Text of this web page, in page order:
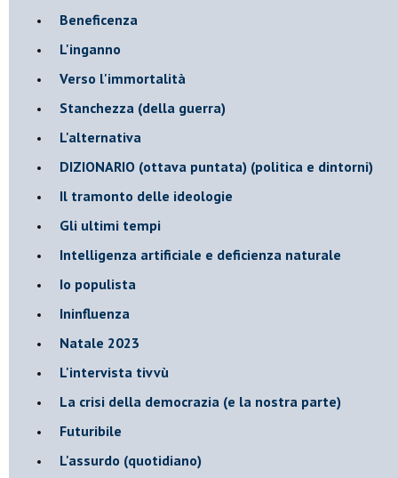
Beneficenza
L'inganno
Verso l'immortalità
Stanchezza (della guerra)
L'alternativa
​DIZIONARIO (ottava puntata) (politica e dintorni)
Il tramonto delle ideologie
Gli ultimi tempi
Intelligenza artificiale e deficienza naturale
Io populista
Ininfluenza
Natale 2023
L'intervista tivvù
La crisi della democrazia (e la nostra parte)
Futuribile
L'assurdo (quotidiano)